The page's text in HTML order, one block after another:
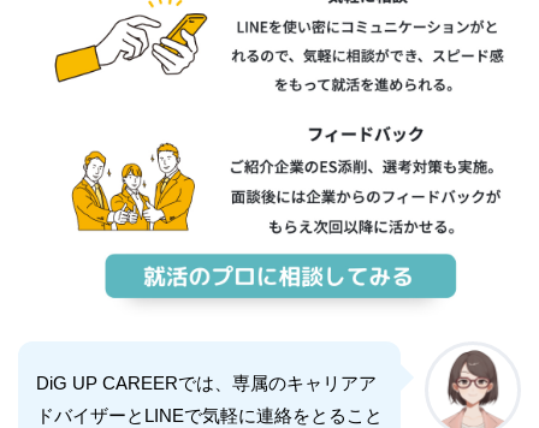
DiG UP CAREERでは、専属のキャリアア
ドバイザーとLINEで気軽に連絡をとること